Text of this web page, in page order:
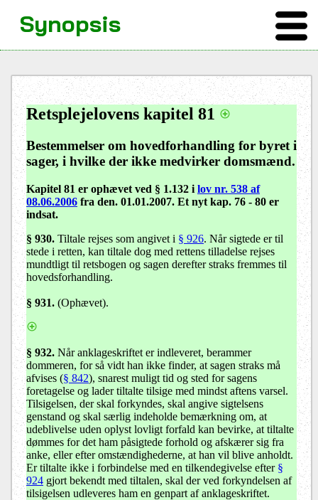
Retsplejelovens kapitel 81
Bestemmelser om hovedforhandling for byret i
sager, i hvilke der ikke medvirker domsmænd.
Kapitel 81 er ophævet ved § 1.132 i lov nr. 538 af
08.06.2006 fra den. 01.01.2007. Et nyt kap. 76 - 80 er
indsat.
§ 930. Tiltale rejses som angivet i § 926. Når sigtede er til
stede i retten, kan tiltale dog med rettens tilladelse rejses
mundtligt til retsbogen og sagen derefter straks fremmes til
hovedsforhandling.
§ 931. (Ophævet).
§ 932. Når anklageskriftet er indleveret, berammer
dommeren, for så vidt han ikke finder, at sagen straks må
afvises (§ 842), snarest muligt tid og sted for sagens
foretagelse og lader tiltalte tilsige med mindst aftens varsel.
Tilsigelsen, der skal forkyndes, skal angive sigtelsens
genstand og skal særlig indeholde bemærkning om, at
udeblivelse uden oplyst lovligt forfald kan bevirke, at tiltalte
dømmes for det ham påsigtede forhold og afskærer sig fra
anke, eller efter omstændighederne, at han vil blive anholdt.
Er tiltalte ikke i forbindelse med en tilkendegivelse efter §
924 gjort bekendt med tiltalen, skal der ved forkyndelsen af
tilsigelsen udleveres ham en genpart af anklageskriftet.
Synopsis